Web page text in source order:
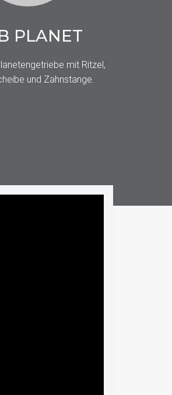
PLANET
mit Ritzel,
und Zahnstange.